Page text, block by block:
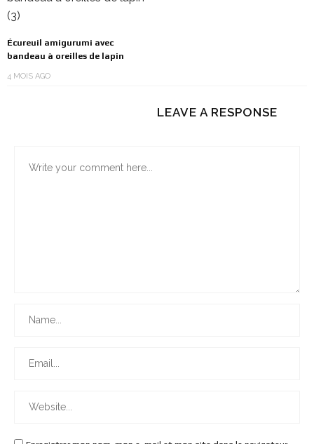
Écureuil amigurumi avec
bandeau à oreilles de lapin
4 MOIS AGO
LEAVE A RESPONSE